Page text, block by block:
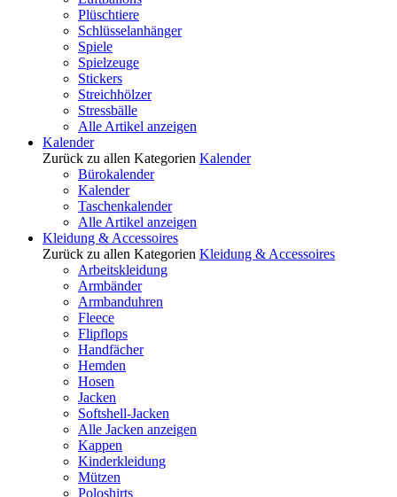
Plüschtiere
Schlüsselanhänger
Spiele
Spielzeuge
Stickers
Streichhölzer
Stressbälle
Alle Artikel anzeigen
Kalender
Zurück zu allen Kategorien Kalender
Bürokalender
Kalender
Taschenkalender
Alle Artikel anzeigen
Kleidung & Accessoires
Zurück zu allen Kategorien Kleidung & Accessoires
Arbeitskleidung
Armbänder
Armbanduhren
Fleece
Flipflops
Handfächer
Hemden
Hosen
Jacken
Softshell-Jacken
Alle Jacken anzeigen
Kappen
Kinderkleidung
Mützen
Poloshirts